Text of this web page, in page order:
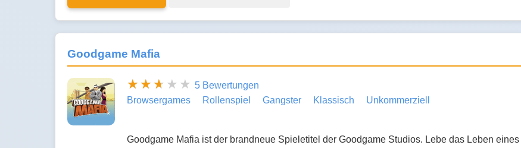
Goodgame Mafia
5 Bewertungen
Browsergames
Rollenspiel Gangster Klassisch Unkommerziell
Goodgame Mafia ist der brandneue Spieletitel der Goodgame Studios. Lebe das Leben